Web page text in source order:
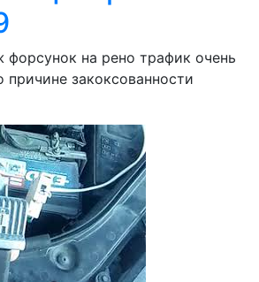
на рено трафик очень
причине закоксованности